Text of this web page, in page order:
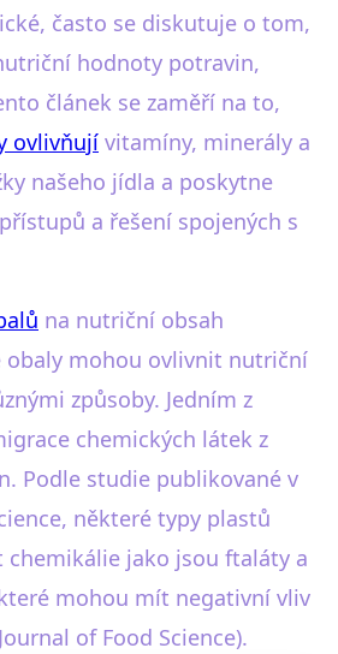
často se diskutuje o tom,
hodnoty potravin,
článek se zaměří na to,
ovlivňují vitamíny, minerály a
našeho jídla a poskytne
a řešení spojených s
na nutriční obsah
obaly mohou ovlivnit nutriční
způsoby. Jedním z
chemických látek z
Podle studie publikované v
některé typy plastů
jako jsou ftaláty a
mohou mít negativní vliv
of Food Science).